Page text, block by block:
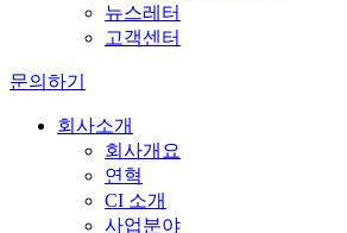
뉴스레터
고객센터
문의하기
회사소개
회사개요
연혁
CI 소개
사업분야